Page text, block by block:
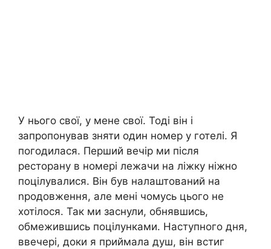
У нього свої, у мене свої. Тоді він і
запропонував зняти один номер у готелі. Я
погодилася. Перший вечір ми після
ресторану в номері лежачи на ліжку ніжно
поцілувалися. Він був налаштований на
nродовження, але мені чомусь цього не
хотілося. Так ми заснули, обнявшись,
обмежившись поцілунками. Наступного дня,
ввечері, доки я приймала душ, він встиг